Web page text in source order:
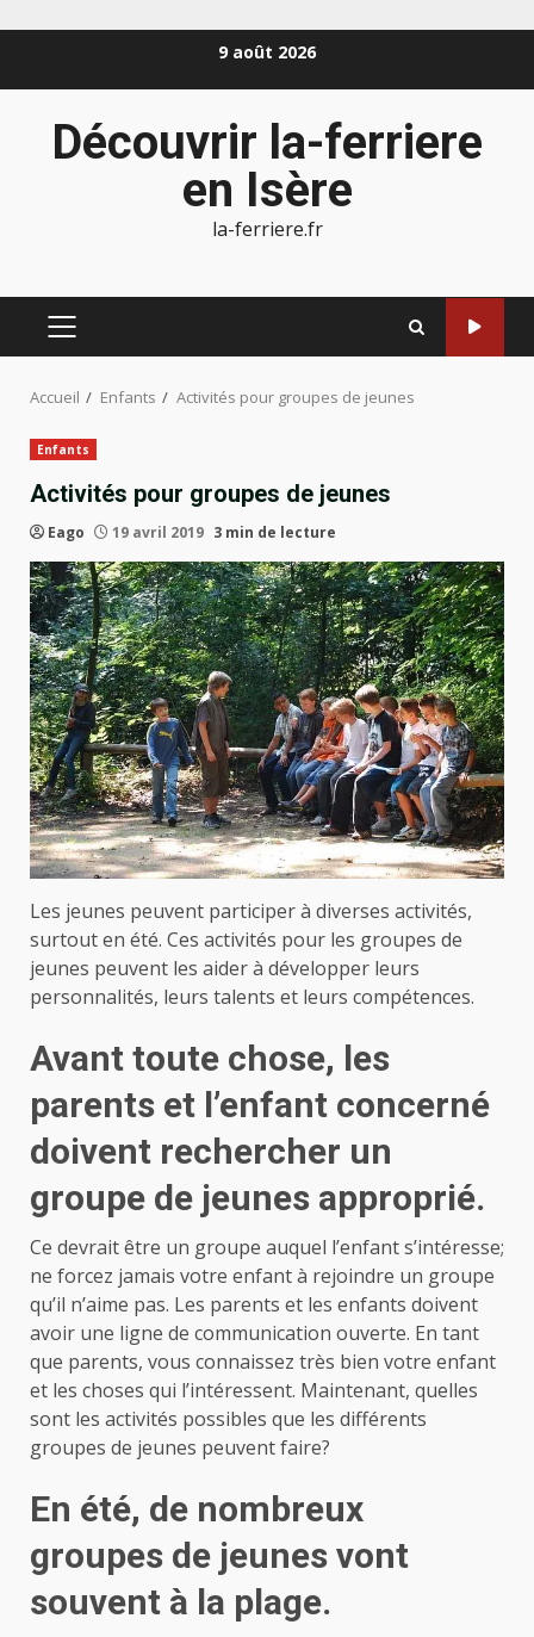
9 août 2026
Découvrir la-ferriere
en Isère
la-ferriere.fr
MENU
Accueil Enfants Activités pour groupes de jeunes
Enfants
Activités pour groupes de jeunes
Eago 19 avril 2019 3 min de lecture
Les jeunes peuvent participer à diverses activités,
surtout en été. Ces activités pour les groupes de
jeunes peuvent les aider à développer leurs
personnalités, leurs talents et leurs compétences.
Avant toute chose, les
parents et l’enfant concerné
doivent rechercher un
groupe de jeunes approprié.
Ce devrait être un groupe auquel l’enfant s’intéresse;
ne forcez jamais votre enfant à rejoindre un groupe
qu’il n’aime pas. Les parents et les enfants doivent
avoir une ligne de communication ouverte. En tant
que parents, vous connaissez très bien votre enfant
et les choses qui l’intéressent. Maintenant, quelles
sont les activités possibles que les différents
groupes de jeunes peuvent faire?
En été, de nombreux
groupes de jeunes vont
souvent à la plage.